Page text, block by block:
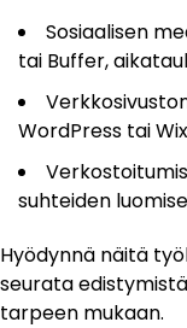
Sosiaalisen
tai Buffer,
WordPress tai
suhteiden
Hyödynnä näitä
seurata
tarpeen mukaan.